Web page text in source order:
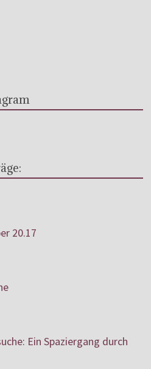
20.17
Ein Spaziergang durch